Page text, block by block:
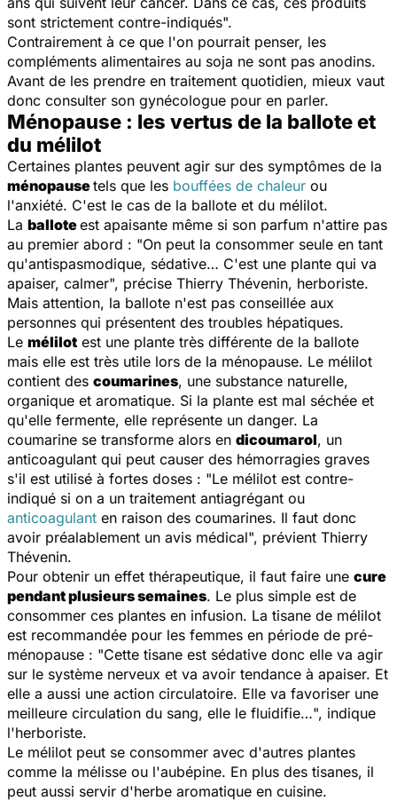
sont strictement contre-indiqués".
Contrairement à ce que l'on pourrait penser, les
compléments alimentaires au soja ne sont pas anodins.
Avant de les prendre en traitement quotidien, mieux vaut
donc consulter son gynécologue pour en parler.
Ménopause : les vertus de la ballote et
du mélilot
Certaines plantes peuvent agir sur des symptômes de la
ménopausetels que les bouffées de chaleur ou
l'anxiété. C'est le cas de la ballote et du mélilot.
La balloteest apaisante même si son parfum n'attire pas
au premier abord : "On peut la consommer seule en tant
qu'antispasmodique, sédative… C'est une plante qui va
apaiser, calmer", précise Thierry Thévenin, herboriste.
Mais attention, la ballote n'est pas conseillée aux
personnes qui présentent des troubles hépatiques.
Le mélilot est une plante très différente de la ballote
mais elle est très utile lors de la ménopause. Le mélilot
contient des coumarines, une substance naturelle,
organique et aromatique. Si la plante est mal séchée et
qu'elle fermente, elle représente un danger. La
coumarine se transforme alors en dicoumarol, un
anticoagulant qui peut causer des hémorragies graves
s'il est utilisé à fortes doses : "Le mélilot est contre-
indiqué si on a un traitement antiagrégant ou
anticoagulant en raison des coumarines. Il faut donc
avoir préalablement un avis médical", prévient Thierry
Thévenin.
Pour obtenir un effet thérapeutique, il faut faire une cure
pendant plusieurs semaines. Le plus simple est de
consommer ces plantes en infusion. La tisane de mélilot
est recommandée pour les femmes en période de pré-
ménopause : "Cette tisane est sédative donc elle va agir
sur le système nerveux et va avoir tendance à apaiser. Et
elle a aussi une action circulatoire. Elle va favoriser une
meilleure circulation du sang, elle le fluidifie…", indique
l'herboriste.
Le mélilot peut se consommer avec d'autres plantes
comme la mélisse ou l'aubépine. En plus des tisanes, il
peut aussi servir d'herbe aromatique en cuisine.